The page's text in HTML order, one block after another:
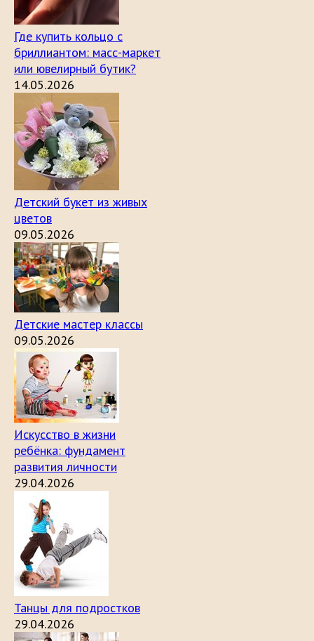
Где купить кольцо с
бриллиантом: масс-маркет
или ювелирный бутик?
14.05.2026
Детский букет из живых
цветов
09.05.2026
Детские мастер классы
09.05.2026
Искусство в жизни
ребёнка: фундамент
развития личности
29.04.2026
Танцы для подростков
29.04.2026